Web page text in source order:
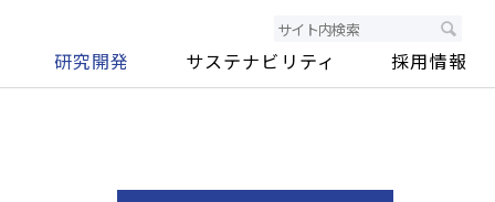
研究開発 サステナビリティ 採用情報